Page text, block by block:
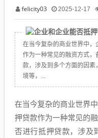
felicity03 2025-12-17
在当今复杂的商业世界中
作为一种常见的融资方式，
款，涉及到多个方面的因素
境等，...
在当今复杂的商业世界
押贷款作为一种常见的
否进行抵押贷款，涉及